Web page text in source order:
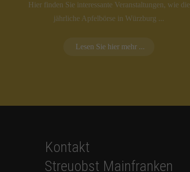
Hier finden Sie interessante Veranstaltungen, wie die
jährliche Apfelbörse in Würzburg ...
Lesen Sie hier mehr ...
Kontakt
Streuobst Mainfranken